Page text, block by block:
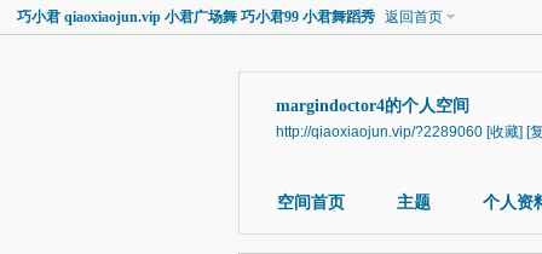
巧小君 qiaoxiaojun.vip 小君广场舞 巧小君99 小君舞蹈秀 返回首页
margindoctor4的个人空间
http://qiaoxiaojun.vip/?2289060 [收藏] [
空间首页 主题 个人资